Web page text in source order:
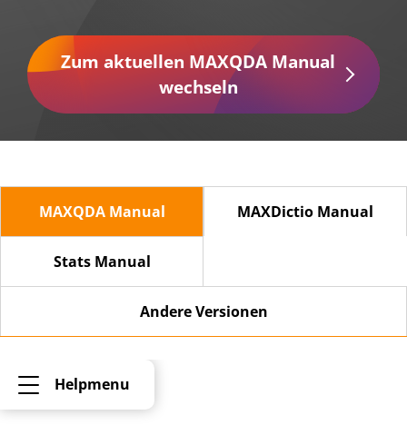
Zum aktuellen MAXQDA Manual
wechseln
MAXQDA Manual MAXDictio Manual
Stats Manual
Andere Versionen
Helpmenu